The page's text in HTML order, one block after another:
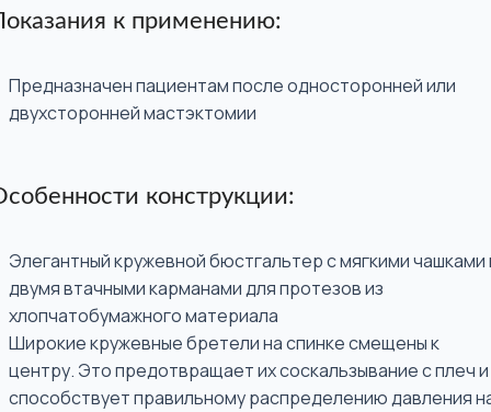
к применению:
Предназначен пациентам после односторонней или
двухсторонней мастэктомии
конструкции:
Элегантный кружевной бюстгальтер с мягкими чашками
двумя втачными карманами для протезов из
хлопчатобумажного материала
Широкие кружевные бретели на спинке смещены к
центру. Это предотвращает их соскальзывание с плеч и
способствует правильному распределению давления